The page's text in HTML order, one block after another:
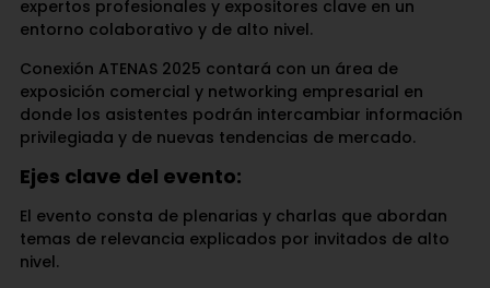
expertos profesionales y expositores clave en un
entorno colaborativo y de alto nivel.
Conexión ATENAS 2025 contará con un área de
exposición comercial y networking empresarial en
donde los asistentes podrán intercambiar información
privilegiada y de nuevas tendencias de mercado.
Ejes clave del evento:
El evento consta de plenarias y charlas que abordan
temas de relevancia explicados por invitados de alto
nivel.